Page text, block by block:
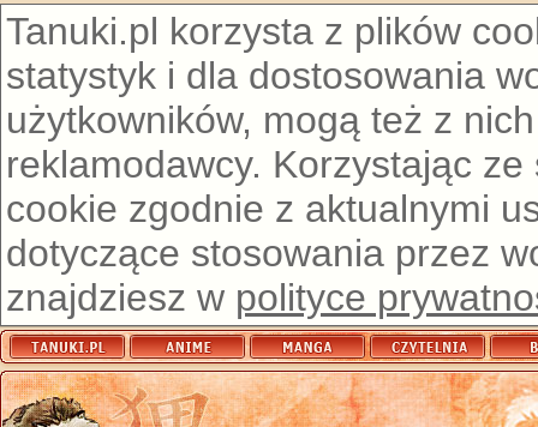
Tanuki.pl korzysta z plików
statystyk i dla dostosowania
użytkowników, mogą też z
reklamodawcy. Korzystając
cookie zgodnie z aktualnymi
dotyczące stosowania przez
znajdziesz w polityce